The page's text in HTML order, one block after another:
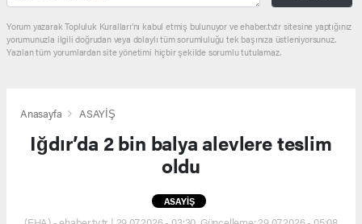
Yorum yazarak Topluluk Kuralları’nı kabul etmiş bulunuyor ve ehaber.tv.tr sitesine yaptığınız
yorumunuzla ilgili doğrudan veya dolaylı tüm sorumluluğu tek başınıza üstleniyorsunuz.
Yazılan tüm yorumlardan site yönetimi hiçbir şekilde sorumlu tutulamaz.
Anasayfa ASAYİŞ
Iğdır’da 2 bin balya alevlere teslim
oldu
ASAYİŞ